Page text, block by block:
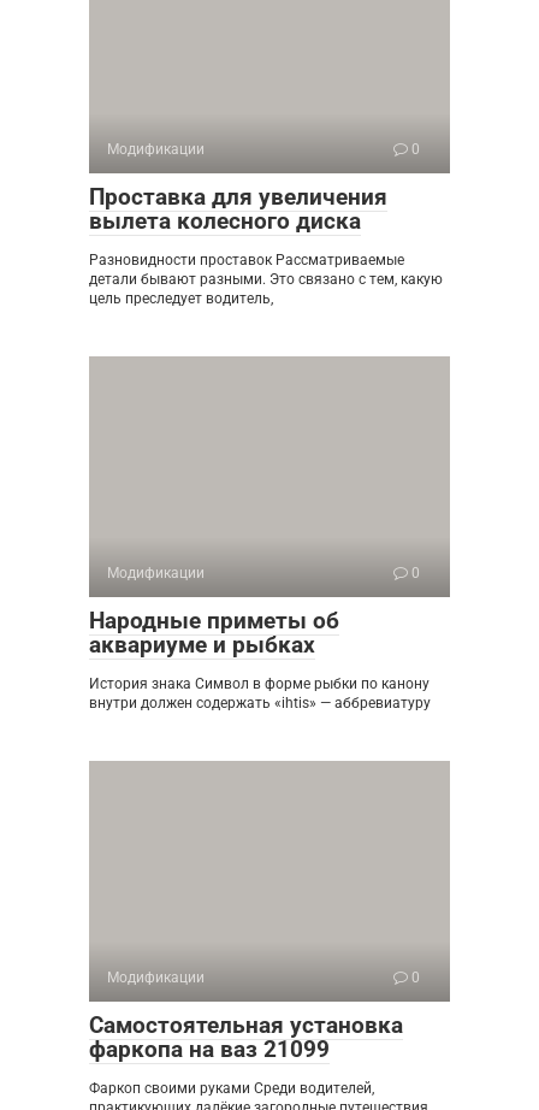
Модификации 0
Проставка для увеличения
вылета колесного диска
Разновидности проставок Рассматриваемые
детали бывают разными. Это связано с тем, какую
цель преследует водитель,
Модификации 0
Народные приметы об
аквариуме и рыбках
История знака Символ в форме рыбки по канону
внутри должен содержать «ihtis» — аббревиатуру
Модификации 0
Самостоятельная установка
фаркопа на ваз 21099
Фаркоп своими руками Среди водителей,